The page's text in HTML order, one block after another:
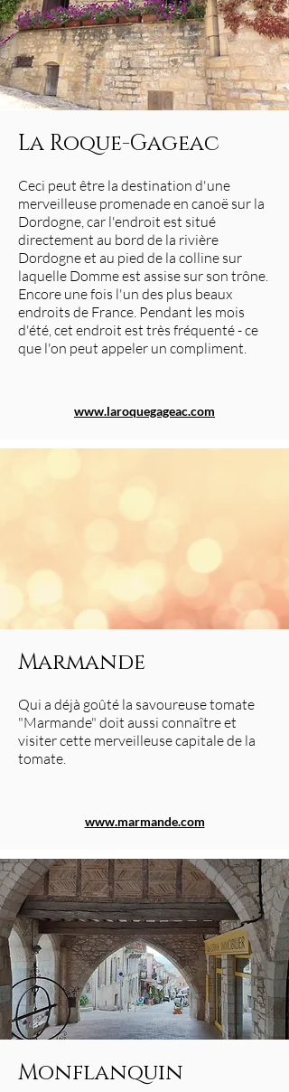
La Roque-Gageac
Ceci peut être la destination d'une
merveilleuse promenade en canoë sur la
Dordogne, car l'endroit est situé
directement au bord de la rivière
Dordogne et au pied de la colline sur
laquelle Domme est assise sur son trône.
Encore une fois l'un des plus beaux
endroits de France. Pendant les mois
d'été, cet endroit est très fréquenté - ce
que l'on peut appeler un compliment.
www.laroquegageac.com
Marmande
Qui a déjà goûté la savoureuse tomate
"Marmande" doit aussi connaître et
visiter cette merveilleuse capitale de la
tomate.
www.marmande.com
Monflanquin